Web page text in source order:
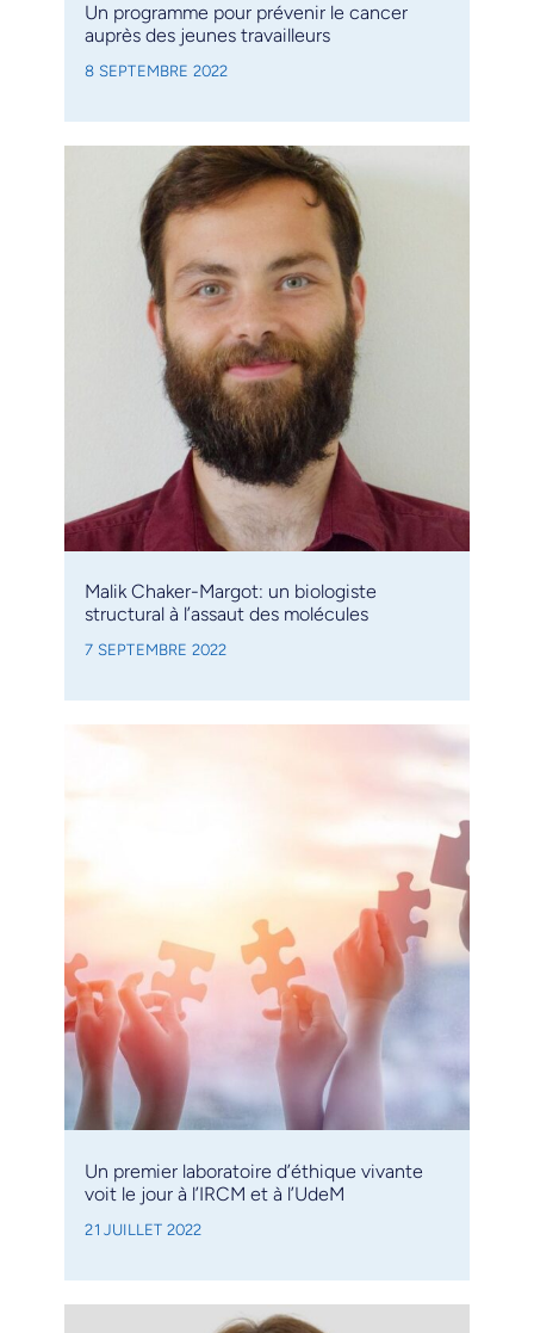
Un programme pour prévenir le cancer
auprès des jeunes travailleurs
8 SEPTEMBRE 2022
Malik Chaker-Margot: un biologiste
structural à l’assaut des molécules
7 SEPTEMBRE 2022
Un premier laboratoire d’éthique vivante
voit le jour à l’IRCM et à l’UdeM
21 JUILLET 2022